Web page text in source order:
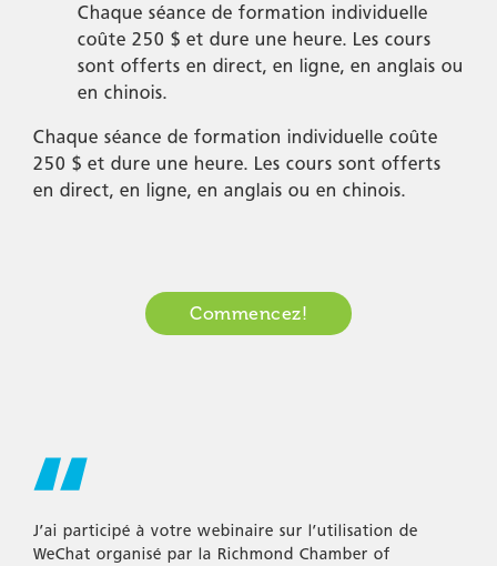
Chaque séance de formation individuelle
coûte 250 $ et dure une heure. Les cours
sont offerts en direct, en ligne, en anglais ou
en chinois.
Chaque séance de formation individuelle coûte
250 $ et dure une heure. Les cours sont offerts
en direct, en ligne, en anglais ou en chinois.
Commencez!
J’ai participé à votre webinaire sur l’utilisation de
WeChat organisé par la Richmond Chamber of